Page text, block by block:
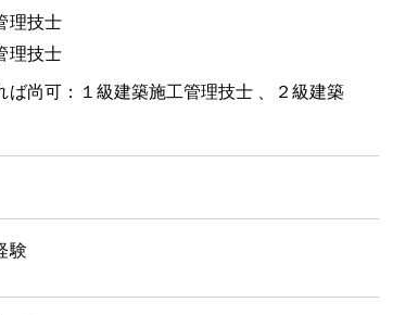
理技士
理技士
尚可：１級建築施工管理技士 、２級建築
験